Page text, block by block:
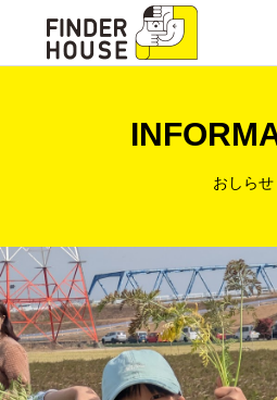
おしらせ